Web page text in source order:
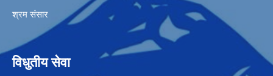
श्रम संसार
विधुतीय सेवा